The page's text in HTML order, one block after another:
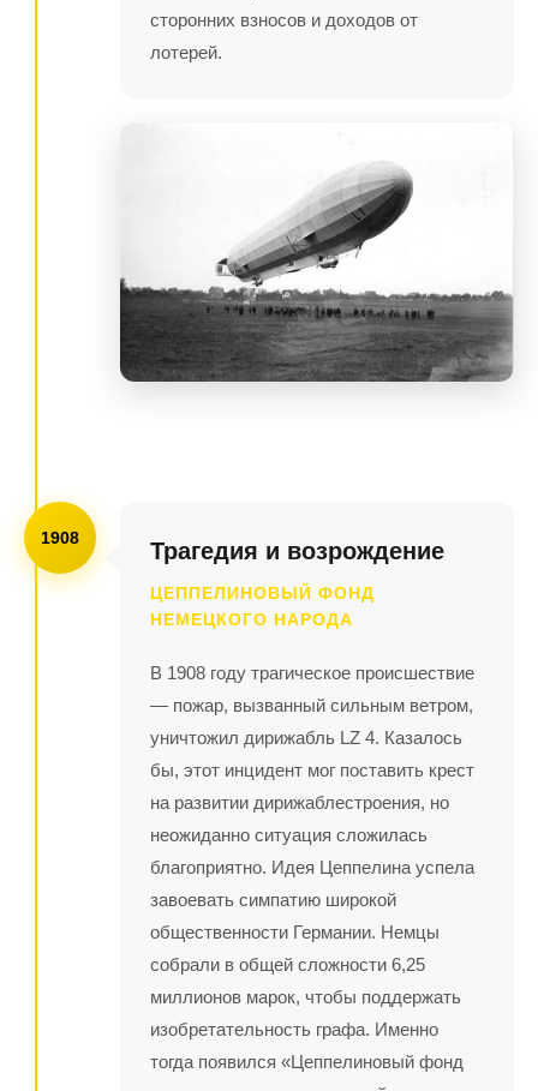
сторонних взносов и доходов от
лотерей.
1908 Трагедия и возрождение
ЦЕППЕЛИНОВЫЙ ФОНД
НЕМЕЦКОГО НАРОДА
В 1908 году трагическое происшествие
— пожар, вызванный сильным ветром,
уничтожил дирижабль LZ 4. Казалось
бы, этот инцидент мог поставить крест
на развитии дирижаблестроения, но
неожиданно ситуация сложилась
благоприятно. Идея Цеппелина успела
завоевать симпатию широкой
общественности Германии. Немцы
собрали в общей сложности 6,25
миллионов марок, чтобы поддержать
изобретательность графа. Именно
тогда появился «Цеппелиновый фонд